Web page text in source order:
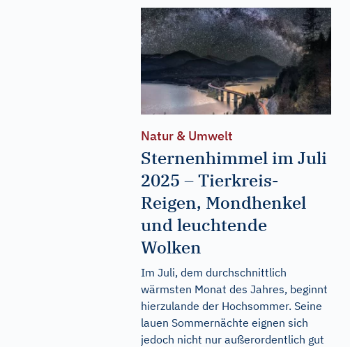
Natur & Umwelt
Sternenhimmel im Juli
2025 – Tierkreis-
Reigen, Mondhenkel
und leuchtende
Wolken
Im Juli, dem durchschnittlich
wärmsten Monat des Jahres, beginnt
hierzulande der Hochsommer. Seine
lauen Sommernächte eignen sich
jedoch nicht nur außerordentlich gut